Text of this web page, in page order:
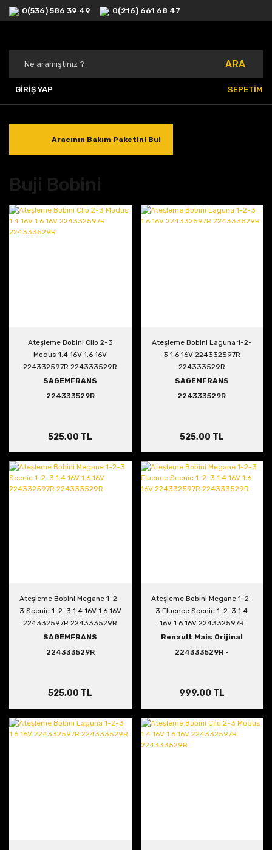
0(536) 586 39 49 0(216) 661 68 47
ARA
GİRİŞ YAP SEPETİM
Aracının Bakım Paketini Bul
Buji Bobini
Ateşleme Bobini Clio 2-3
Modus 1.4 16V 1.6 16V
224332597R 224333529R
SAGEMFRANS
224333529R
525,00 TL
Ateşleme Bobini Laguna 1-2-
3 1.6 16V 224332597R
224333529R
SAGEMFRANS
224333529R
525,00 TL
Ateşleme Bobini Megane 1-2-
3 Scenic 1-2-3 1.4 16V 1.6 16V
224332597R 224333529R
SAGEMFRANS
224333529R
525,00 TL
Ateşleme Bobini Megane 1-2-
3 Fluence Scenic 1-2-3 1.4
16V 1.6 16V 224332597R
224333529R
Renault Mais Orijinal
224333529R -
999,00 TL